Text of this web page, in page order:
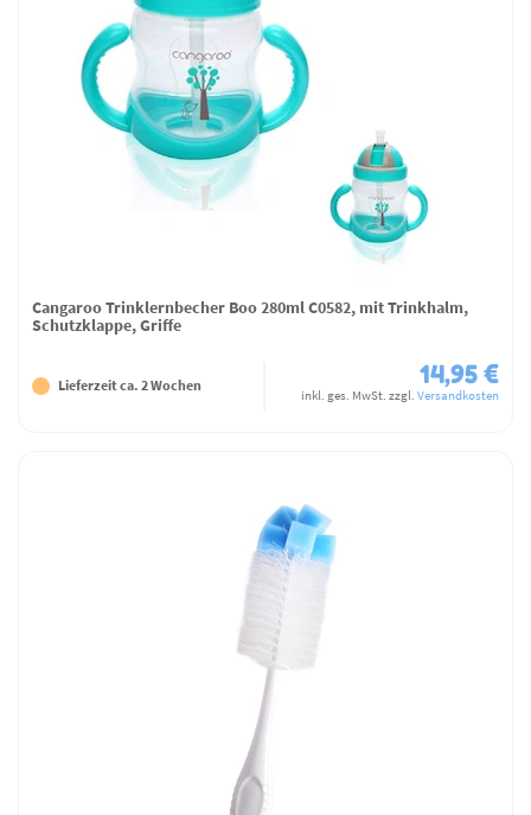
Cangaroo Trinklernbecher Boo 280ml C0582, mit Trinkhalm,
Schutzklappe, Griffe
Lieferzeit ca. 2 Wochen 14,95 €
inkl. ges. MwSt. zzgl. Versandkosten